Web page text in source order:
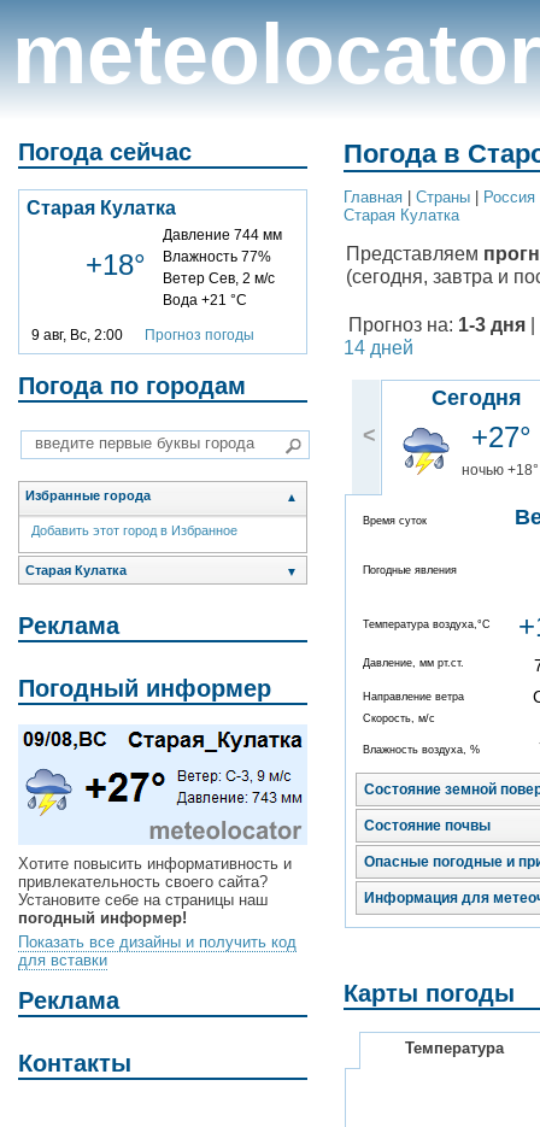
meteolocator
Погода сейчас
Старая Кулатка
+18°
Давление 744 мм
Влажность 77%
Ветер Сев, 2 м/с
Вода +21 °C
9 авг, Вс, 2:00 Прогноз погоды
Погода по городам
Избранные города ▲
Добавить этот город в Избранное
Старая Кулатка ▼
Реклама
Погодный информер
Хотите повысить информативность и
привлекательность своего сайта?
Установите себе на страницы наш
погодный информер!
Показать все дизайны и получить код
для вставки
Реклама
Контакты
Погода в
Главная Cтраны Россия
Старая Кулатка
Представляем
(сегодня, завтра и
Прогноз на: 1-3 дня
14 дней
<
Сегодня
+27°
ночью +18°
Время суток
Погодные явления
Температура воздуха,°C
Давление, мм рт.ст.
Направление ветра
Скорость, м/с
Влажность воздуха, %
Состояние земной
Состояние почвы
Опасные погодные и
Информация для
Карты погоды
Температура